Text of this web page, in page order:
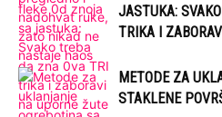
JASTUKA:
TRIKA I
METODE ZA
STAKLENE